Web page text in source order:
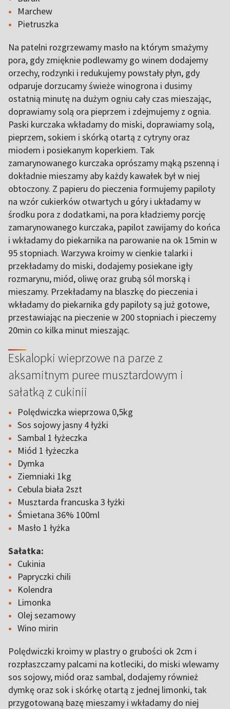
Marchew
Pietruszka
Na patelni rozgrzewamy masło na którym smażymy
pora, gdy zmięknie podlewamy go winem dodajemy
orzechy, rodzynki i redukujemy powstały płyn, gdy
odparuje dorzucamy świeże winogrona i dusimy
ostatnią minutę na dużym ogniu cały czas mieszając,
doprawiamy solą ora pieprzem i zdejmujemy z ognia.
Paski kurczaka wkładamy do miski, doprawiamy solą,
pieprzem, sokiem i skórką otartą z cytryny oraz
miodem i posiekanym koperkiem. Tak
zamarynowanego kurczaka oprószamy mąką pszenną i
dokładnie mieszamy aby każdy kawałek był w niej
obtoczony. Z papieru do pieczenia formujemy papiloty
na wzór cukierków otwartych u góry i układamy w
środku pora z dodatkami, na pora kładziemy porcję
zamarynowanego kurczaka, papilot zawijamy do końca
i wkładamy do piekarnika na parowanie na ok 15min w
95 stopniach. Warzywa kroimy w cienkie talarki i
przekładamy do miski, dodajemy posiekane igły
rozmarynu, miód, oliwę oraz grubą sól morską i
mieszamy. Przekładamy na blaszkę do pieczenia i
wkładamy do piekarnika gdy papiloty są już gotowe,
przestawiając na pieczenie w 200 stopniach i pieczemy
20min co kilka minut mieszając.
Eskalopki wieprzowe na parze z
aksamitnym puree musztardowym i
sałatką z cukinii
Polędwiczka wieprzowa 0,5kg
Sos sojowy jasny 4 łyżki
Sambal 1 łyżeczka
Miód 1 łyżeczka
Dymka
Ziemniaki 1kg
Cebula biała 2szt
Musztarda francuska 3 łyżki
Śmietana 36% 100ml
Masło 1 łyżka
Sałatka:
Cukinia
Papryczki chili
Kolendra
Limonka
Olej sezamowy
Wino mirin
Polędwiczki kroimy w plastry o grubości ok 2cm i
rozpłaszczamy palcami na kotleciki, do miski wlewamy
sos sojowy, miód oraz sambal, dodajemy również
dymkę oraz sok i skórkę otartą z jednej limonki, tak
przygotowaną bazę mieszamy i wkładamy do niej